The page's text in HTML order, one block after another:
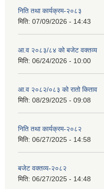
निति तथा कार्यक्रम-२०८३
मिति: 07/09/2026 - 14:43
आ.व २०८३/८४ को बजेट वक्तव्य
मिति: 06/24/2026 - 10:00
आ.व २०८२/०८३ को रातो किताव
मिति: 08/29/2025 - 09:08
निति तथा कार्यक्रम-२०८२
मिति: 06/27/2025 - 14:58
बजेट वक्तव्य-२०८२
मिति: 06/27/2025 - 14:48